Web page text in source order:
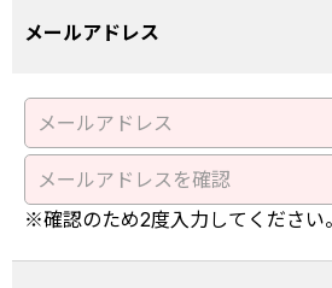
メールアドレス
※確認のため2度入力してください。